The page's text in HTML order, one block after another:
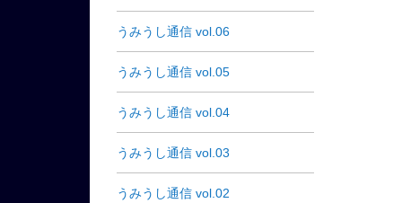
うみうし通信 vol.06
うみうし通信 vol.05
うみうし通信 vol.04
うみうし通信 vol.03
うみうし通信 vol.02